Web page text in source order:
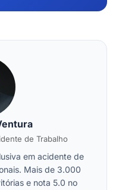
de Trabalho
em acidente de
Mais de 3.000
e nota 5.0 no